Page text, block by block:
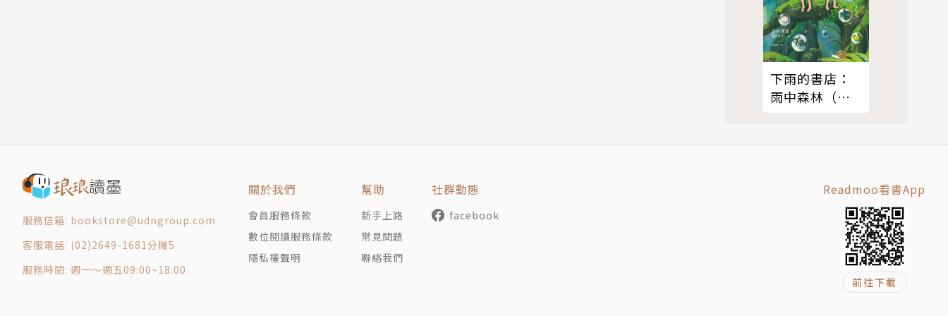
◎學習領域分類：社會、綜合活動
【書系簡介】
《西方經典童話》系列包含冒險、奇幻、英雄、成長等故事類型，能夠幫助孩子度過狂飆又難熬的青少年時期，更能激
勵、安慰、啟發他們面對世界與自我。全系列延請人氣繪本作家、文學獎得主改寫，並由新銳插畫家重新詮釋故事人物；
19 守護森林大戰
森林之王這次想告訴我們……
下雨的書店：
雨中森林（下
服務信箱: bookstore@udngroup.com
客服電話: (02)2649-1681分機5
服務時間: 週一～週五09:00~18:00
關於我們
會員服務條款
數位閱讀服務條款
隱私權聲明
幫助
新手上路
常見問題
聯絡我們
社群動態
facebook
Readmoo看書App
前往下載